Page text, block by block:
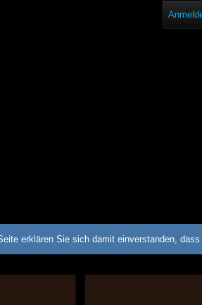
erklären Sie sich damit einverstanden,